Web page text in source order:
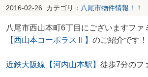
2016-02-26 カテゴリ： 八尾市物件情報！！
八尾市西山本町6丁目にございますファ
【西山本コーポラスⅡ】 のご紹介です！
近鉄大阪線【河内山本駅】 徒歩7分のフ